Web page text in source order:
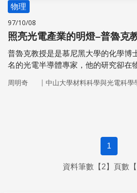
物理
97/10/08
照亮光電產業的明燈–普魯克
普魯克教授是是慕尼黑大學的化學博
名的光電半導體專家，他的研究卻在
周明奇 ｜ 中山大學材料科學與光電科學
1
資料筆數【2】頁數【